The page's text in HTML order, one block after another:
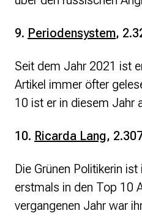
9. Periodensystem,
Seit dem Jahr 2021 ist
Artikel immer öfter
10 ist er in diesem Jahr
10. Ricarda Lang,
Die Grünen Politikerin
erstmals in den Top 10
vergangenen Jahr war